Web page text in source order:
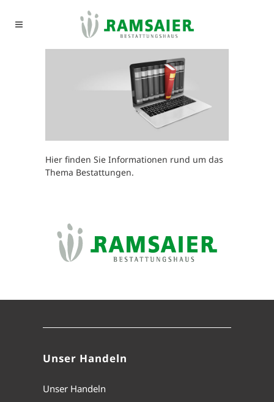
Hier finden Sie Informationen rund um das
Thema Bestattungen.
Unser Handeln
Unser Handeln